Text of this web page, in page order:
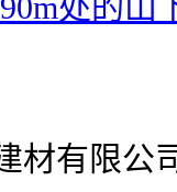
材有限公